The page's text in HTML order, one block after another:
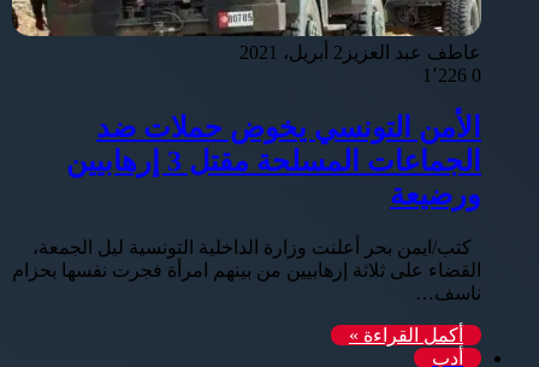
عاطف عبد العزيز 2 أبريل، 2021
0
الأمن التونسي يخوض حملات ضد
الجماعات المسلحة مقتل 3 إرهابيين
ورضيعة
كتب/ايمن بحر أعلنت وزارة الداخلية التونسية ليل الجمعة،
القضاء على ثلاثة إرهابيين من بينهم امرأة فجرت نفسها بحزام
ناسف…
أكمل القراءة »
أدب